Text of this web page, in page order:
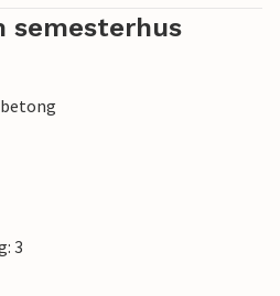
semesterhus
3